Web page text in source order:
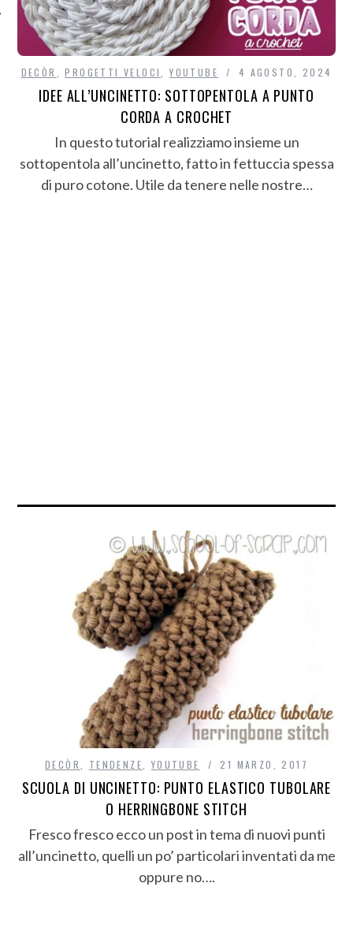
DECÒR ,PROGETTI VELOCI,YOUTUBE 4 AGOSTO, 2024
IDEE ALL’UNCINETTO: SOTTOPENTOLA A PUNTO
CORDA A CROCHET
In questo tutorial realizziamo insieme un
sottopentola all’uncinetto, fatto in fettuccia spessa
di puro cotone. Utile da tenere nelle nostre…
DECÒR TENDENZE YOUTUBE 21 MARZO, 2017
SCUOLA DI UNCINETTO: PUNTO ELASTICO TUBOLARE
O HERRINGBONE STITCH
Fresco fresco ecco un post in tema di nuovi punti
all’uncinetto, quelli un po’ particolari inventati da me
oppure no….